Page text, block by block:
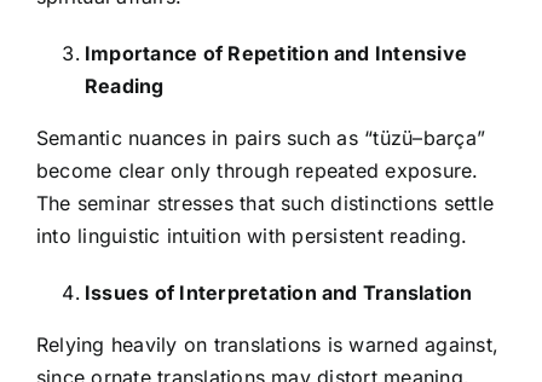
Importance of Repetition and Intensive
Reading
Semantic nuances in pairs such as “tüzü–barça”
become clear only through repeated exposure.
The seminar stresses that such distinctions settle
into linguistic intuition with persistent reading.
Issues of Interpretation and Translation
Relying heavily on translations is warned against,